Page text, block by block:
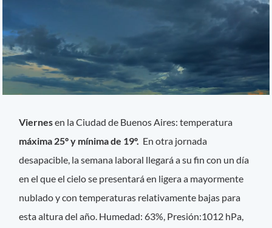
Viernesen la Ciudad de Buenos Aires: temperatura
máxima 25º y mínima de 19º. En otra jornada
desapacible, la semana laboral llegará a su fin con un día
en el que el cielo se presentará en ligera a mayormente
nublado y con temperaturas relativamente bajas para
esta altura del año. Humedad: 63%, Presión:1012 hPa,